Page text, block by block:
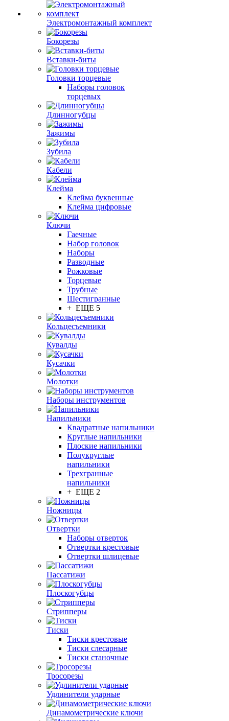
Электромонтажный комплект
Бокорезы
Вставки-биты
Головки торцевые
Наборы головок
торцевых
Длинногубцы
Зажимы
Зубила
Кабели
Клейма
Клейма буквенные
Клейма цифровые
Ключи
Гаечные
Набор головок
Наборы
Разводные
Рожковые
Торцевые
Трубные
Шестигранные
+ ЕЩЕ 5
Кольцесъемники
Кувалды
Кусачки
Молотки
Наборы инструментов
Напильники
Квадратные напильники
Круглые напильники
Плоские напильники
Полукруглые
напильники
Трехгранные
напильники
+ ЕЩЕ 2
Ножницы
Отвертки
Наборы отверток
Отвертки крестовые
Отвертки шлицевые
Пассатижи
Плоскогубцы
Стрипперы
Тиски
Тиски крестовые
Тиски слесарные
Тиски станочные
Тросорезы
Удлинители ударные
Динамометрические ключи